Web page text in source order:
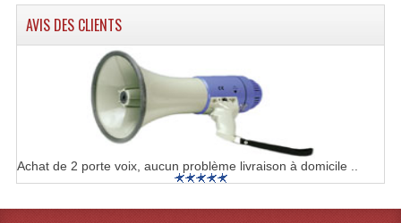
Enceintes Monitoring
Filtres Actifs, Correcteurs
Haut-Parleurs Moteurs Tweeters Filtres
Haut Parleurs Sono
AVIS DES CLIENTS
Achat de 2 porte voix, aucun problème livraison à domicile ..